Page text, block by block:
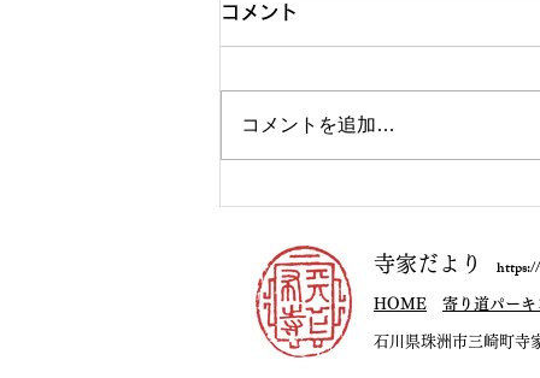
コメント
コメントを追加…
寺家だより
HOME 寄り道パーキ
石川県珠洲市三崎町